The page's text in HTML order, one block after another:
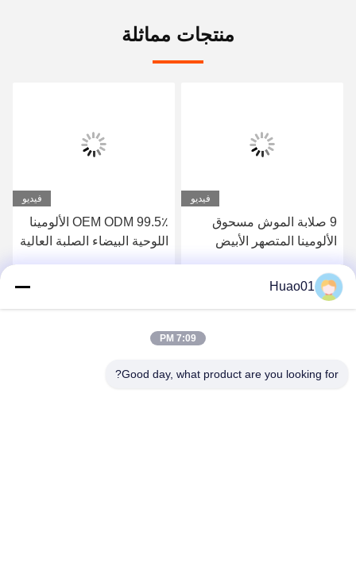
منتجات مماثلة
فيديو
9 صلابة الموش مسحوق
الألومينا المتصهر الأبيض
فيديو
OEM ODM 99.5٪ الألومينا
اللوحية البيضاء الصلبة العالية
Huao01
7:09 PM
Good day, what product are you looking for?